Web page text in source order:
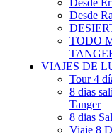
Desde
Desde
TODO
VIAJES DE
Tour 4
8 dias
Tanger
8 dias
Viaje 8